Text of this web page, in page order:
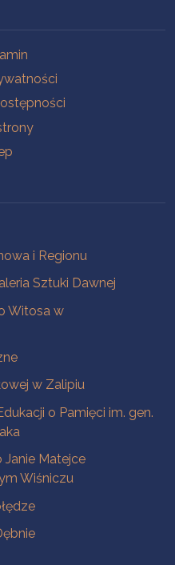
i Regionu
Sztuki Dawnej
Witosa w
w Zalipiu
o Pamięci im. gen.
Janie Matejce
Wiśniczu